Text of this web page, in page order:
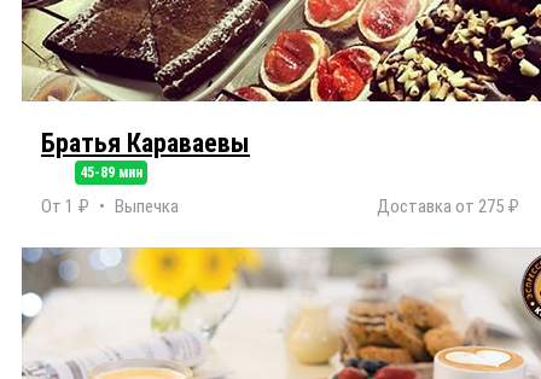
Братья Караваевы
45-89 мин
От 1 ₽ Выпечка Доставка от 275 ₽